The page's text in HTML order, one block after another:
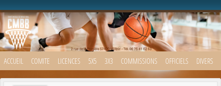
ACCUEIL COMITE LICENCES 5X5 3X3 COMMISSIONS OFFICIELS DIVERS